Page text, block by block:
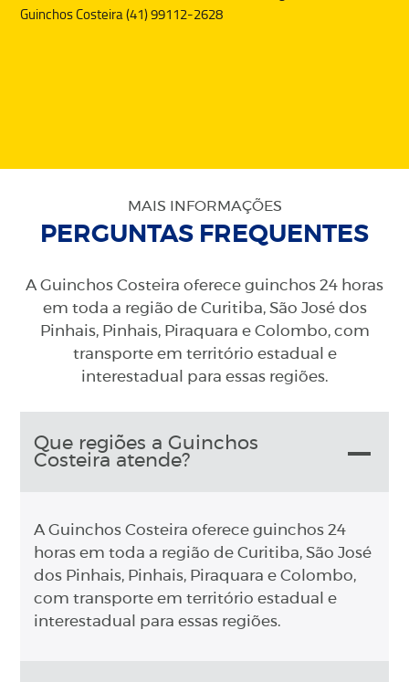
Guinchos Costeira (41) 99112-2628
MAIS INFORMAÇÕES
PERGUNTAS FREQUENTES
A Guinchos Costeira oferece guinchos 24 horas
em toda a região de Curitiba, São José dos
Pinhais, Pinhais, Piraquara e Colombo, com
transporte em território estadual e
interestadual para essas regiões.
Que regiões a Guinchos
Costeira atende?
A Guinchos Costeira oferece guinchos 24
horas em toda a região de Curitiba, São José
dos Pinhais, Pinhais, Piraquara e Colombo,
com transporte em território estadual e
interestadual para essas regiões.